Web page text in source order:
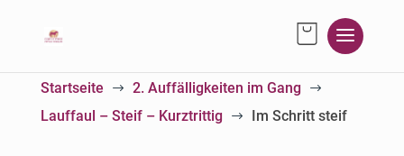
Startseite $ 2. Auffälligkeiten im Gang $
Lauffaul – Steif – Kurztrittig $ Im Schritt steif